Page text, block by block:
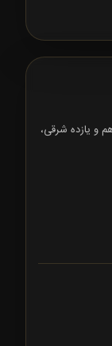
بین دهم و یازده شرقی،